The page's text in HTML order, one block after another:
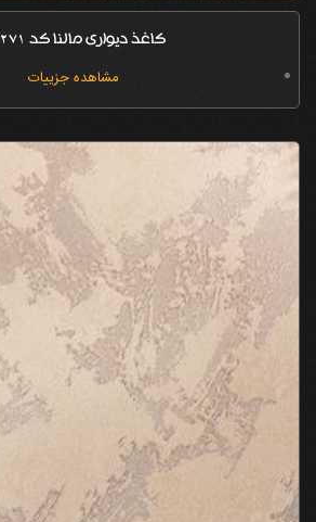
کاغذ دیواری مالنا کد 77271
مشاهده جزییات